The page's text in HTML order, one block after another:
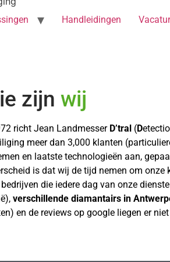
Handleidingen
zijn wij
richt Jean Landmesser D’tral (D
meer dan 3,000 klanten
en laatste technologieën aan,
is dat wij de tijd nemen om
die iedere dag van onze
verschillende diamantairs in
en de reviews op google liegen er